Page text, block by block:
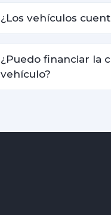
¿Los vehículos
¿Puedo financiar la
vehículo?